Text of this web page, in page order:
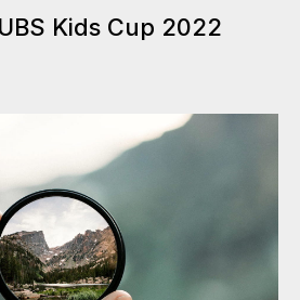
Kids Cup 2022